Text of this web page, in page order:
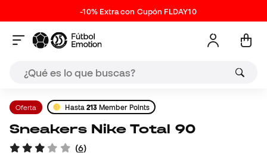
-10% Extra con Cupón FLDAY10
Oferta Hasta 213 Member Points
Sneakers Nike Total 90
(6)